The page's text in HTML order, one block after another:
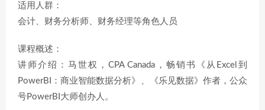
适用人群：
会计、财务分析师、财务经理等角色人员
课程概述：
讲师介绍：马世权，CPA Canada，畅销书《从Excel到
PowerBI：商业智能数据分析》、《乐见数据》作者，公众
号PowerBI大师创办人。